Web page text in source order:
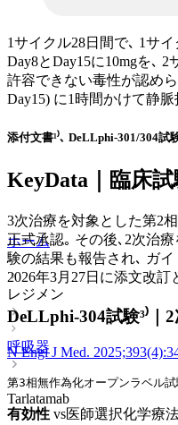
1サイクル28日間で､ 1サ
Day8とDay15に10mgを､
許容できない毒性が認め
Day15) に1時間かけて静脈
添付文書¹⁾､ DeLLphi-301/304試験
KeyData｜臨床
3次治療を対象とした第2
正式承認｡ その後､2次治
験の結果も報告され､ ガイ
2026年3月27日に添文改訂
DeLLphi-304試験³⁾｜
N Engl J Med.
第3相無作為化オープンラベル
有効性 vs医師選択化学療
ホーム
レジメン
呼吸器
Tarlatamab